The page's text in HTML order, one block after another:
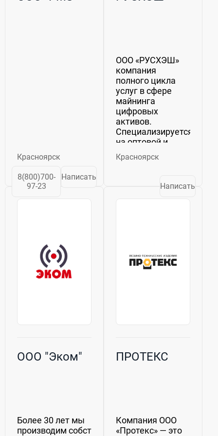
Красноярск
8(800)700-
97-23
Написать
ООО «РУСХЭШ»
компания
полного цикла
услуг в сфере
майнинга
цифровых
активов.
Специализируется
на оптовой и
розничной
продаже,
дата-центрах и
обслуживании
майнинговых
решений...
Красноярск
Написать
ООО "Эком"
Более 30 лет мы
производим собственное
ПРОТЕКС
Компания ООО
«Протекс» — это